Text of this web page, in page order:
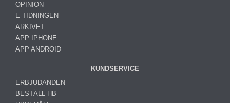
OPINION
E-TIDNINGEN
ARKIVET
APP IPHONE
APP ANDROID
KUNDSERVICE
ERBJUDANDEN
BESTÄLL HB